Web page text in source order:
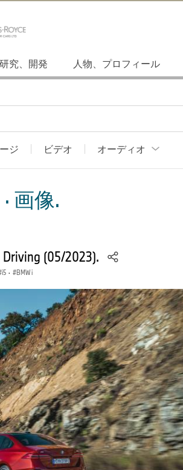
究、開発 人物、プロフィール
ジ ビデオ オーディオ
· 画像.
(05/2023).
i5 · BMW i